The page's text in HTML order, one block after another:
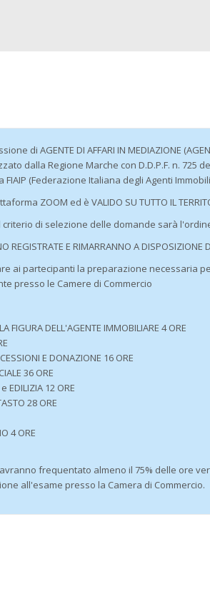
di AGENTE DI AFFARI IN MEDIAZIONE
dalla Regione Marche con D.D.P.F. n. 725
FIAIP (Federazione Italiana degli Agenti
ZOOM ed è VALIDO SU TUTTO IL
; il criterio di selezione delle domande sarà
REGISTRATE E RIMARRANNO A DISPOSIZIONE
ai partecipanti la preparazione necessaria
presso le Camere di Commercio
FIGURA DELL'AGENTE IMMOBILIARE 4 ORE
E DONAZIONE 16 ORE
36 ORE
EDILIZIA 12 ORE
28 ORE
4 ORE
frequentato almeno il 75% delle ore
all'esame presso la Camera di Commercio.